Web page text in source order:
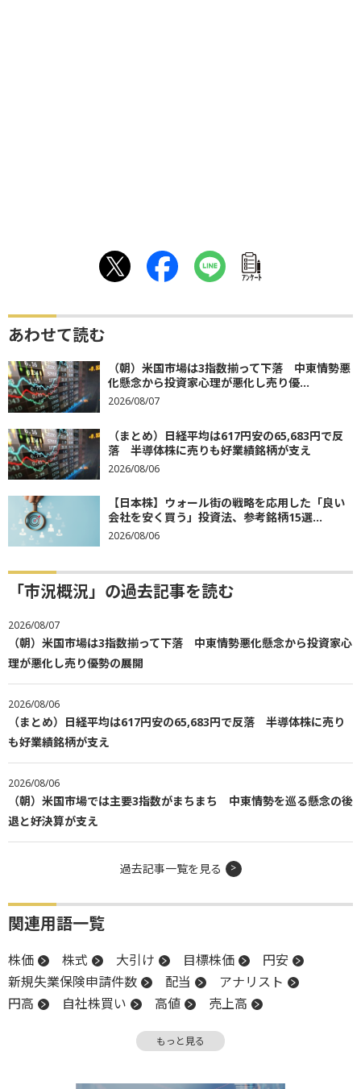
ｱﾝｹｰﾄ
あわせて読む
（朝）米国市場は3指数揃って下落 中東情勢悪
化懸念から投資家心理が悪化し売り優...
2026/08/07
（まとめ）日経平均は617円安の65,683円で反
落 半導体株に売りも好業績銘柄が支え
2026/08/06
【日本株】ウォール街の戦略を応用した「良い
会社を安く買う」投資法、参考銘柄15選...
2026/08/06
「市況概況」の過去記事を読む
2026/08/07
（朝）米国市場は3指数揃って下落 中東情勢悪化懸念から投資家心
理が悪化し売り優勢の展開
2026/08/06
（まとめ）日経平均は617円安の65,683円で反落 半導体株に売り
も好業績銘柄が支え
2026/08/06
（朝）米国市場では主要3指数がまちまち 中東情勢を巡る懸念の後
退と好決算が支え
過去記事一覧を見る
関連用語一覧
株価 株式 大引け 目標株価
円安
新規失業保険申請件数
配当
アナリスト
円高
自社株買い 高値
売上高
PPI 押し目買い
もっと見る